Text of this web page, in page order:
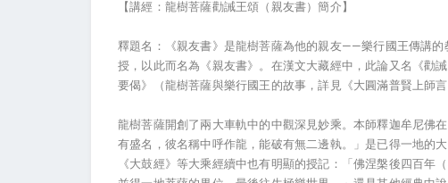
【講經：龍樹菩薩勸誡王頌（親友書）簡介】
釋題名：《親友書》是龍樹菩薩為他的親友——樂行國王傳講
授，以此而名為《親友書》。在漢文大藏經中，此論又名《勸
要偈》（龍樹菩薩與樂行國王的故事，詳見《大圓滿普賢上師言
龍樹菩薩開創了兩大車軌中的中觀深見妙乘。本師釋迦牟尼佛
有盛名，彼名稱中呼作龍，能破有無二邊執。」是已得一地的
《大鼓經》等大乘經續中也有明顯的授記：「佛涅槃後四百年